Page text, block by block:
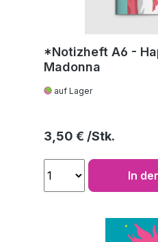
*Notizheft A6 -
Madonna
auf Lager
Regulärer Preis:
3,50 €
In